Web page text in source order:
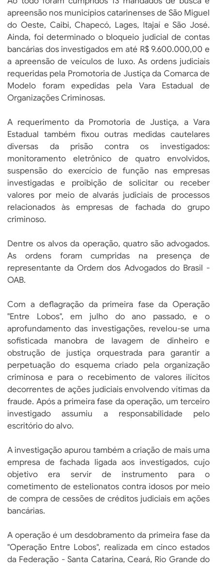
apreensão nos municípios catarinenses de São Miguel
do Oeste, Caibi, Chapecó, Lages, Itajaí e São José.
Ainda, foi determinado o bloqueio judicial de contas
bancárias dos investigados em até R$ 9.600.000,00 e
a apreensão de veículos de luxo. As ordens judiciais
requeridas pela Promotoria de Justiça da Comarca de
Modelo foram expedidas pela Vara Estadual de
Organizações Criminosas.
A requerimento da Promotoria de Justiça, a Vara
Estadual também fixou outras medidas cautelares
diversas da prisão contra os investigados:
monitoramento eletrônico de quatro envolvidos,
suspensão do exercício de função nas empresas
investigadas e proibição de solicitar ou receber
valores por meio de alvarás judiciais de processos
relacionados às empresas de fachada do grupo
criminoso.
Dentre os alvos da operação, quatro são advogados.
As ordens foram cumpridas na presença de
representante da Ordem dos Advogados do Brasil -
OAB.
Com a deflagração da primeira fase da Operação
"Entre Lobos", em julho do ano passado, e o
aprofundamento das investigações, revelou-se uma
sofisticada manobra de lavagem de dinheiro e
obstrução de justiça orquestrada para garantir a
perpetuação do esquema criado pela organização
criminosa e para o recebimento de valores ilícitos
decorrentes de ações judiciais envolvendo vítimas da
fraude. Após a primeira fase da operação, um terceiro
investigado assumiu a responsabilidade pelo
escritório do alvo.
A investigação apurou também a criação de mais uma
empresa de fachada ligada aos investigados, cujo
objetivo era servir de instrumento para o
cometimento de estelionatos contra idosos por meio
de compra de cessões de créditos judiciais em ações
bancárias.
A operação é um desdobramento da primeira fase da
"Operação Entre Lobos", realizada em cinco estados
da Federação - Santa Catarina, Ceará, Rio Grande do